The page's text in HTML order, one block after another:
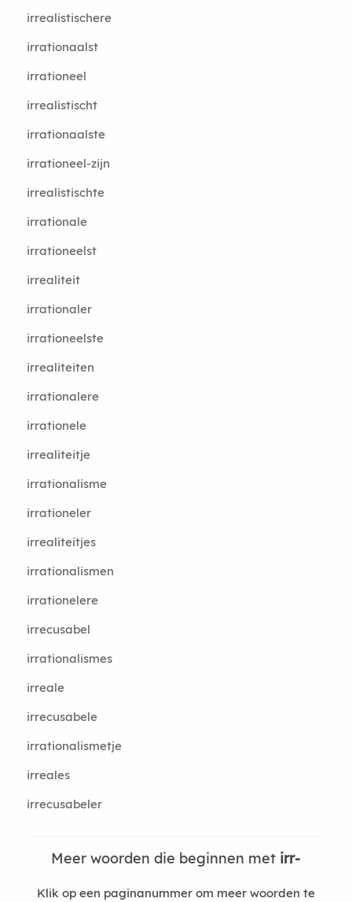
irrealistischere
irrationaalst
irrationeel
irrealistischt
irrationaalste
irrationeel-zijn
irrealistischte
irrationale
irrationeelst
irrealiteit
irrationaler
irrationeelste
irrealiteiten
irrationalere
irrationele
irrealiteitje
irrationalisme
irrationeler
irrealiteitjes
irrationalismen
irrationelere
irrecusabel
irrationalismes
irreale
irrecusabele
irrationalismetje
irreales
irrecusabeler
Meer woorden die beginnen met irr-
Klik op een paginanummer om meer woorden te